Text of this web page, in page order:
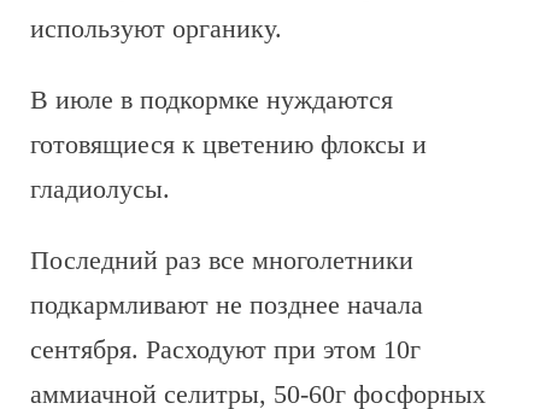
используют органику.
В июле в подкормке нуждаются
готовящиеся к цветению флоксы и
гладиолусы.
Последний раз все многолетники
подкармливают не позднее начала
сентября. Расходуют при этом 10г
аммиачной селитры, 50-60г фосфорных